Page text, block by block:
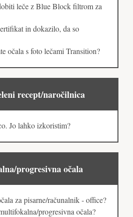
leče z Blue Block filtrom za
in dokazilo, da so
očala s foto lečami Transition?
recept/naročilnica
Jo lahko izkoristim?
progresivna očala
za pisarne/računalnik - office?
progresivna očala?